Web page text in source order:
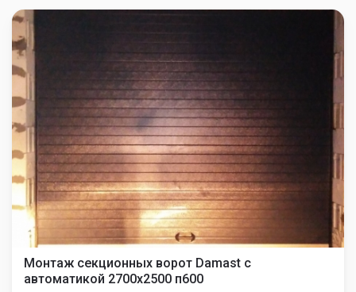
Монтаж секционных ворот Damast с
автоматикой 2700х2500 п600